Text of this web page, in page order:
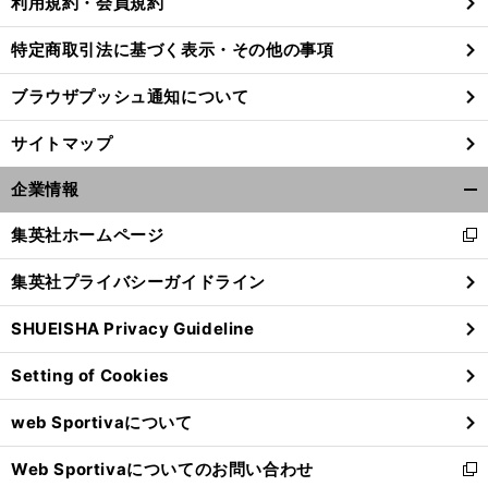
前
特定商取引法に基づく表示・その他の事項
ブラウザプッシュ通知について
サイトマップ
企業情報
閉
る
集英社ホームページ
新
し
い
ウ
ィ
ン
ド
ウ
で
開
く
集英社プライバシーガイドライン
SHUEISHA Privacy Guideline
Setting of Cookies
web Sportivaについて
Web Sportivaについてのお問い合わせ
新